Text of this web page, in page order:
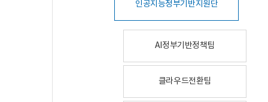
인공지능정부기반지원단
AI정부기반정책팀
클라우드전환팀